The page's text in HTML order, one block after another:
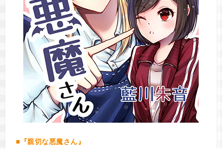
■『親切な悪魔さん』